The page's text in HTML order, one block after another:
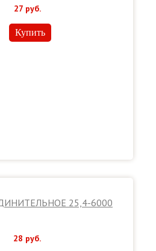
27 руб.
Купить
25,4-6000
28 руб.